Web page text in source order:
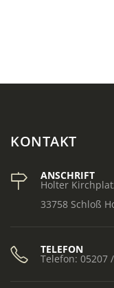
KONTAKT
ANSCHRIFT
Holter
33758 Schloß
TELEFON
Telefon: 05207